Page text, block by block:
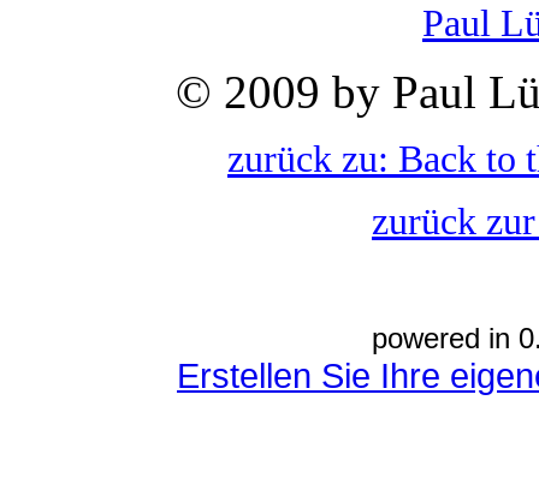
Paul
© 2009 by Paul
zurück zu: Back to
zurück
powered in
Erstellen Sie Ihre